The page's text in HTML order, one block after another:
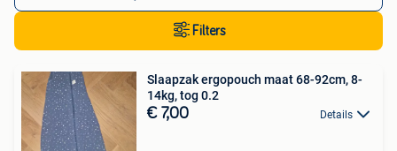
Filters
Slaapzak ergopouch maat 68-92cm, 8-
14kg, tog 0.2
€ 7,00 Details